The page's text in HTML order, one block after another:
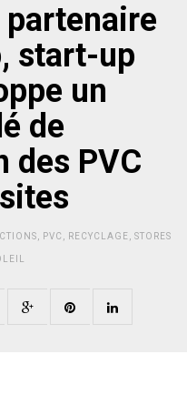
partenaire
start-up
un
de
des PVC
PVC RECYCLAGE STORES